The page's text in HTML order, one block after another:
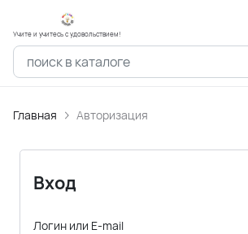
Учите и учитесь с удовольствием!
Главная Авторизация
Вход
Логин или E-mail